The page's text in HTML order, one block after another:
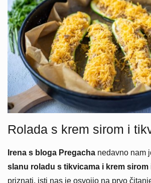
Rolada s krem sirom i
Irena s bloga Pregacha nedavno nam
slanu roladu s tikvicama i krem sirom
priznati, isti nas je osvojio na prvo